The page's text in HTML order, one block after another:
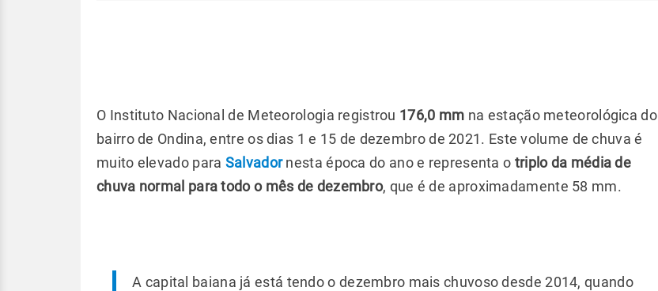
O Instituto Nacional de Meteorologia registrou 176,0 mm na estação meteorológica do
bairro de Ondina, entre os dias 1 e 15 de dezembro de 2021. Este volume de chuva é
muito elevado para Salvadornesta época do ano e representa o triplo da média de
chuva normal para todo o mês de dezembro, que é de aproximadamente 58 mm.
A capital baiana já está tendo o dezembro mais chuvoso desde 2014, quando